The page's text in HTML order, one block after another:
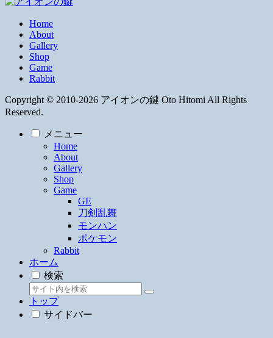
Home
About
Gallery
Shop
Game
Rabbit
Copyright © 2010-2026 アイオンの鍵 Oto Hitomi All Rights
Reserved.
メニュー
Home
About
Gallery
Shop
Game
GE
刀剣乱舞
モンハン
ポケモン
Rabbit
ホーム
検索
トップ
サイドバー